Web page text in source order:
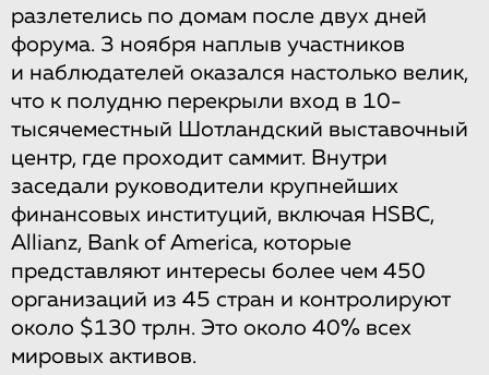
разлетелись по домам после двух дней
форума. 3 ноября наплыв участников
и наблюдателей оказался настолько велик,
что к полудню перекрыли вход в 10-
тысячеместный Шотландский выставочный
центр, где проходит саммит. Внутри
заседали руководители крупнейших
финансовых институций, включая HSBC,
Allianz, Bank of America, которые
представляют интересы более чем 450
организаций из 45 стран и контролируют
около $130 трлн. Это около 40% всех
мировых активов.